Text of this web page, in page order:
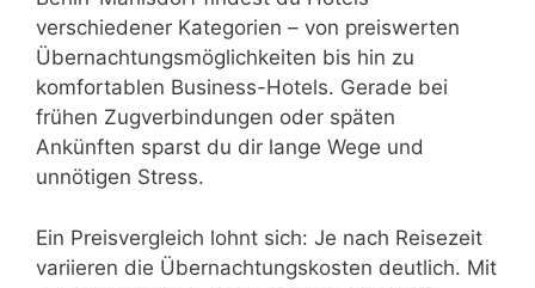
verschiedener Kategorien – von preiswerten
Übernachtungsmöglichkeiten bis hin zu
komfortablen Business-Hotels. Gerade bei
frühen Zugverbindungen oder späten
Ankünften sparst du dir lange Wege und
unnötigen Stress.
Ein Preisvergleich lohnt sich: Je nach Reisezeit
variieren die Übernachtungskosten deutlich. Mit